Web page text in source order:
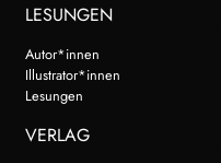
LESUNGEN
Autor*innen
Illustrator*innen
Lesungen
VERLAG